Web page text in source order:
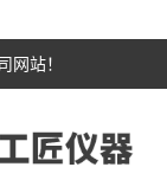
网站！